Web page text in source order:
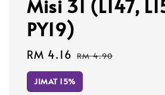
Misi 31 (L147,
PY19)
Sale
price
RM 4.16 Regular
price
RM 4.90
JIMAT 15%